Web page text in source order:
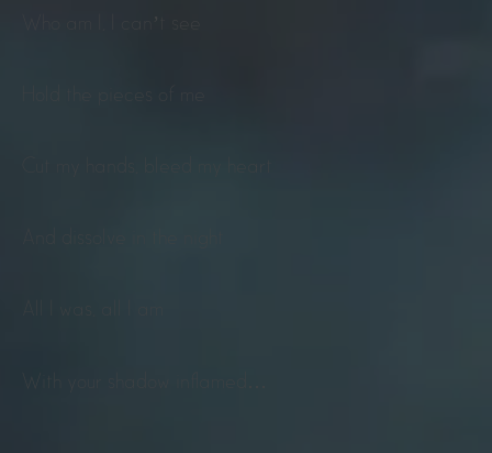
Who am I, I can’t see
With your shadow inflamed…